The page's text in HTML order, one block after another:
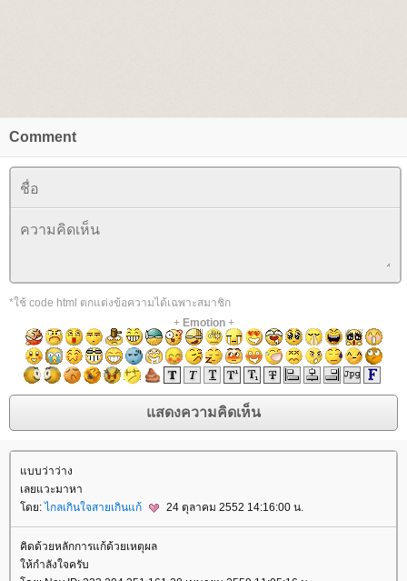
Comment
*ใช้ code html ตกแต่งข้อความได้เฉพาะสมาชิก
+ Emotion+
บบว่าว่าง
เลยแวะมาหา
ดย:ไกลเกินใจสายเกินแก้ 24 ตุลาคม 2552 14:16:00 น.
คิดด้วยหลักการแก้ด้วยเหตุผล
ห้กำลังใจครับ